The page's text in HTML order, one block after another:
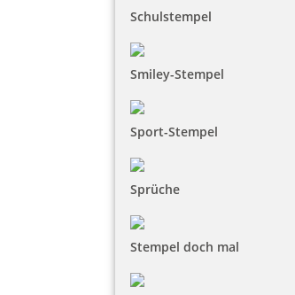
Schulstempel
Smiley-Stempel
Sport-Stempel
Sprüche
Stempel doch mal